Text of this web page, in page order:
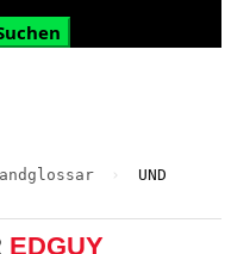
›
UND
EDGUY